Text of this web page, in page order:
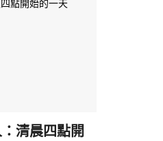
清晨四點開